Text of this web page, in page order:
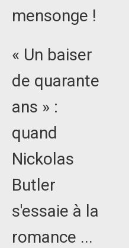
mensonge !
« Un baiser
de quarante
ans » :
quand
Nickolas
Butler
s'essaie à la
romance ...